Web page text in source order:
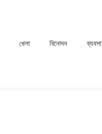
খেলা ⁠বিনোদন ব্যবসা